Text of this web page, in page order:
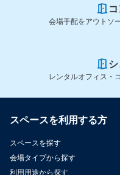
会場手配をアウトソ
レンタルオフィス・
スペースを利用する方
スペースを探す
会場タイプから探す
利用用途から探す